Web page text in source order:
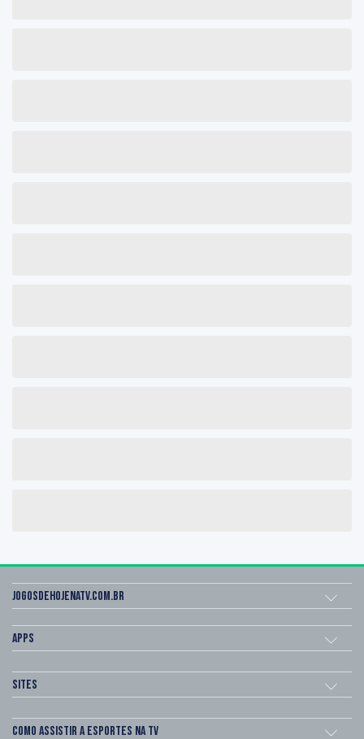
Jogosdehojenatv.com.br
Apps
Sites
Como assistir a esportes na TV